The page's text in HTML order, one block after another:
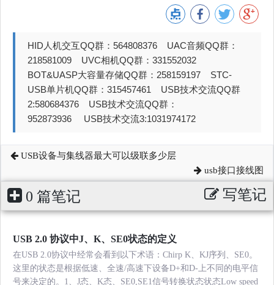
HID人机交互QQ群：564808376 UAC音频QQ群：
218581009 UVC相机QQ群：331552032
BOT&UASP大容量存储QQ群：258159197 STC-
USB单片机QQ群：315457461 USB技术交流QQ群
2:580684376 USB技术交流QQ群：
952873936 USB技术交流3:1031974172
USB设备与集线器最大可以级联多少层
usb接口接线图
0 篇笔记 写笔记
USB 2.0 协议中J、K、SE0状态的定义
在USB 2.0协议中经常会看到以下术语：Chirp K、KJ序列、SE0。
这里的状态是根据低速、全速/高速下设备D+和D-上不同的电平信
号来决定的。1、J态、K态、SE0,SE1信号转换状态状态Low speed